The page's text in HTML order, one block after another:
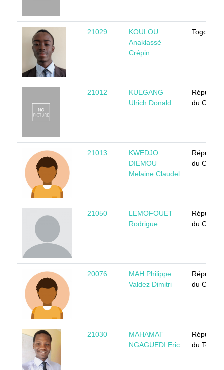
21029
KOULOU
Anaklassè
Crépin
Togo
21012
KUEGANG
Ulrich Donald
du
21013
KWEDJO
DIEMOU
Melaine Claudel
du
21050
LEMOFOUET
Rodrigue
du
20076
MAH Philippe
Valdez Dimitri
du
21030
MAHAMAT
NGAGUEDI Eric
du Tchad